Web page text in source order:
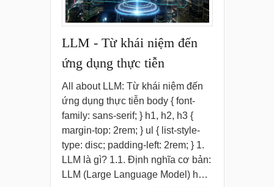
LLM - Từ khái niệm đến
ứng dụng thực tiễn
All about LLM: Từ khái niệm đến
ứng dụng thực tiễn body { font-
family: sans-serif; } h1, h2, h3 {
margin-top: 2rem; } ul { list-style-
type: disc; padding-left: 2rem; } 1.
LLM là gì? 1.1. Định nghĩa cơ bản:
LLM (Large Language Model) h…